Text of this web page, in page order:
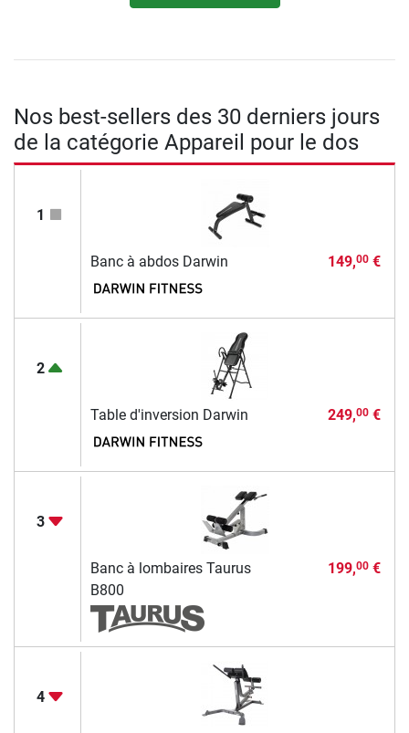
Nos best-sellers des 30 derniers jours
de la catégorie Appareil pour le dos
1
Banc à abdos Darwin 149,00€
2
Table d'inversion Darwin 249,00€
3
Banc à lombaires Taurus
B800
199,00€
4